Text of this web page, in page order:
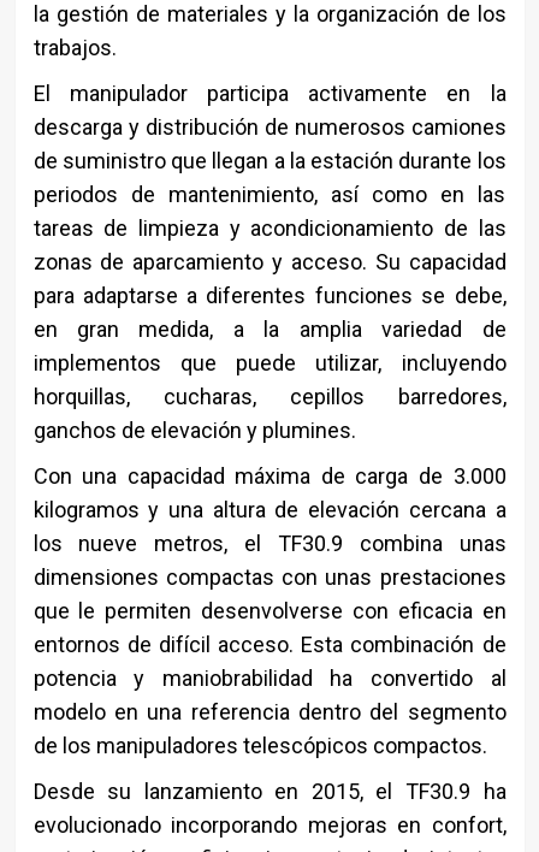
la gestión de materiales y la organización de los
trabajos.
El manipulador participa activamente en la
descarga y distribución de numerosos camiones
de suministro que llegan a la estación durante los
periodos de mantenimiento, así como en las
tareas de limpieza y acondicionamiento de las
zonas de aparcamiento y acceso. Su capacidad
para adaptarse a diferentes funciones se debe,
en gran medida, a la amplia variedad de
implementos que puede utilizar, incluyendo
horquillas, cucharas, cepillos barredores,
ganchos de elevación y plumines.
Con una capacidad máxima de carga de 3.000
kilogramos y una altura de elevación cercana a
los nueve metros, el TF30.9 combina unas
dimensiones compactas con unas prestaciones
que le permiten desenvolverse con eficacia en
entornos de difícil acceso. Esta combinación de
potencia y maniobrabilidad ha convertido al
modelo en una referencia dentro del segmento
de los manipuladores telescópicos compactos.
Desde su lanzamiento en 2015, el TF30.9 ha
evolucionado incorporando mejoras en confort,